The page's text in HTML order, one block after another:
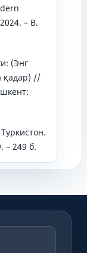
– B.
(Энг
қадар) //
– 249 б.